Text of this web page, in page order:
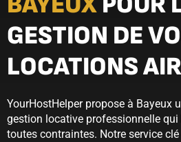
GESTION DE
LOCATIONS
YourHostHelper propose à Bayeux
gestion locative professionnelle
toutes contraintes. Notre service